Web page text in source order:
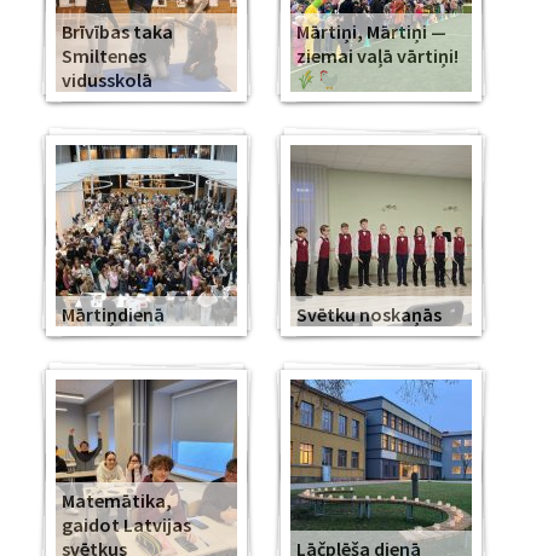
Brīvības taka
Smiltenes
vidusskolā
Mārtiņi, Mārtiņi —
ziemai vaļā vārtiņi!
Mārtiņdienā Svētku noskaņās
Matemātika,
gaidot Latvijas
svētkus
Lāčplēša dienā